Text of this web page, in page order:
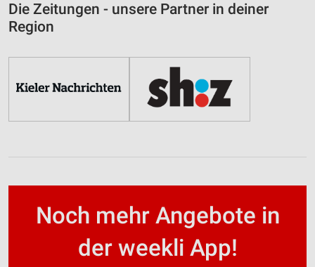
Die Zeitungen - unsere Partner in deiner
Region
Noch mehr Angebote in
der weekli App!